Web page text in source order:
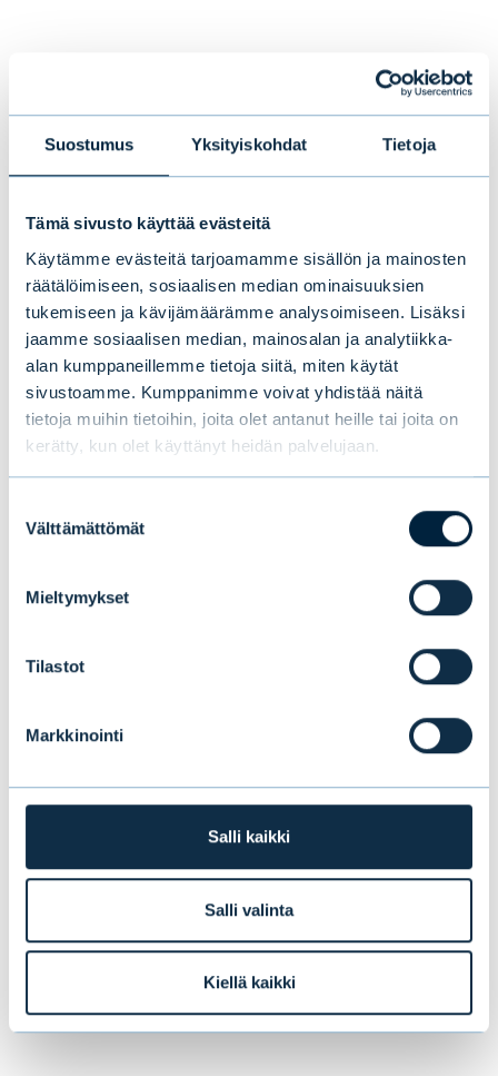
Suostumus Yksityiskohdat Tietoja
Tämä sivusto käyttää evästeitä
Käytämme evästeitä tarjoamamme sisällön ja mainosten
räätälöimiseen, sosiaalisen median ominaisuuksien
tukemiseen ja kävijämäärämme analysoimiseen. Lisäksi
jaamme sosiaalisen median, mainosalan ja analytiikka-
alan kumppaneillemme tietoja siitä, miten käytät
sivustoamme. Kumppanimme voivat yhdistää näitä
tietoja muihin tietoihin, joita olet antanut heille tai joita on
kerätty, kun olet käyttänyt heidän palvelujaan.
valinta
Välttämättömät
Mieltymykset
Tilastot
Markkinointi
Salli kaikki
Salli valinta
Kiellä kaikki